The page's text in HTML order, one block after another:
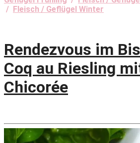
/ Fleisch / Geflügel Winter
Rendezvous im
Coq au Riesling
Chicorée